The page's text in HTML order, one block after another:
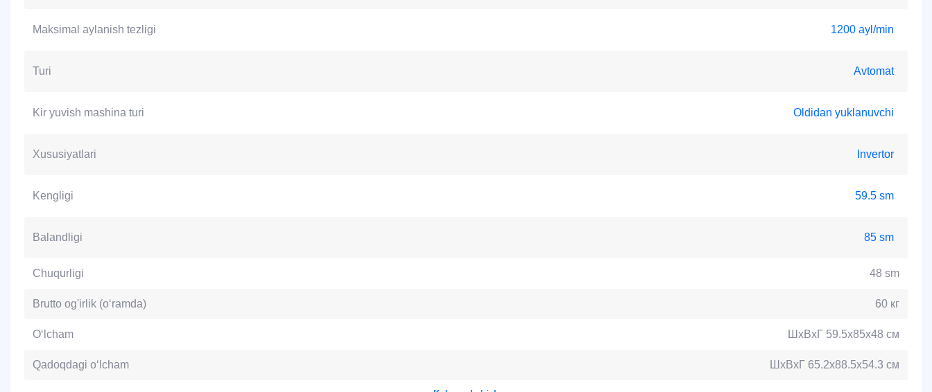
Maksimal aylanish tezligi 1200 ayl/min
Turi Avtomat
Kir yuvish mashina turi Oldidan yuklanuvchi
Xususiyatlari Invertor
Kengligi 59.5 sm
Balandligi 85 sm
Chuqurligi 48 sm
Brutto og'irlik (o‘ramda) 60 кг
O‘lcham ШхВхГ 59.5х85х48 см
Qadoqdagi o‘lcham ШхВхГ 65.2х88.5х54.3 см